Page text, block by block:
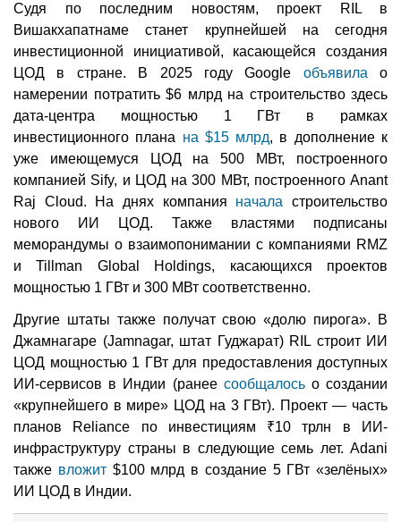
Судя по последним новостям, проект RIL в
Вишакхапатнаме станет крупнейшей на сегодня
инвестиционной инициативой, касающейся создания
ЦОД в стране. В 2025 году Google объявила о
намерении потратить $6 млрд на строительство здесь
дата-центра мощностью 1 ГВт в рамках
инвестиционного плана на $15 млрд, в дополнение к
уже имеющемуся ЦОД на 500 МВт, построенного
компанией Sify, и ЦОД на 300 МВт, построенного Anant
Raj Cloud. На днях компания начала строительство
нового ИИ ЦОД. Также властями подписаны
меморандумы о взаимопонимании с компаниями RMZ
и Tillman Global Holdings, касающихся проектов
мощностью 1 ГВт и 300 МВт соответственно.
Другие штаты также получат свою «долю пирога». В
Джамнагаре (Jamnagar, штат Гуджарат) RIL строит ИИ
ЦОД мощностью 1 ГВт для предоставления доступных
ИИ-сервисов в Индии (ранее сообщалосьо создании
«крупнейшего в мире» ЦОД на 3 ГВт). Проект — часть
планов Reliance по инвестициям ₹10 трлн в ИИ-
инфраструктуру страны в следующие семь лет. Adani
также вложит$100 млрд в создание 5 ГВт «зелёных»
ИИ ЦОД в Индии.